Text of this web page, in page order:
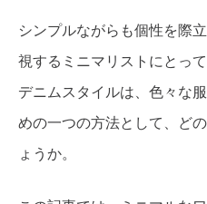
シンプルながらも個性を際
視するミニマリストにとっ
デニムスタイルは、色々な
めの一つの方法として、ど
ょうか。